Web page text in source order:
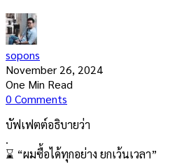
sopons
November 26, 2024
One Min Read
0 Comments
บัฟเฟตต์อธิบายว่า
.
⌛️ “ผมซื้อได้ทุกอย่าง ยกเว้นเวลา”